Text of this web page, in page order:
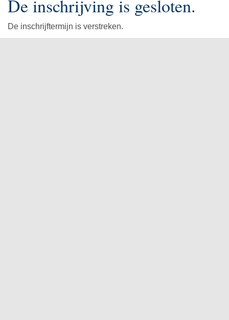
De inschrijving is gesloten.
De inschrijftermijn is verstreken.